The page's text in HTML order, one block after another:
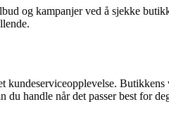
og kampanjer ved å sjekke
du handle når det passer best for